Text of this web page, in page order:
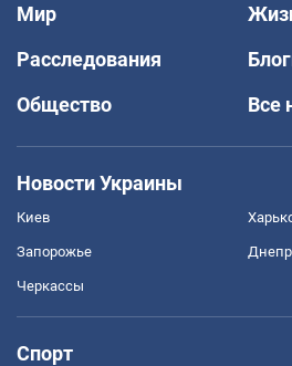
Мир
Расследования
Общество
Все
Новости Украины
Киев
Запорожье Днепр
Черкассы
Спорт